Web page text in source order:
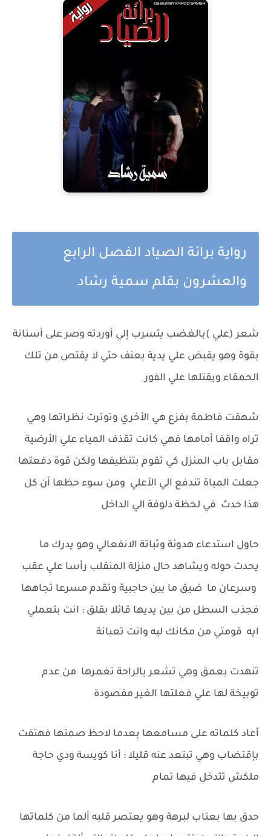
رواية برائة الصياد الفصل الرابع
والعشرون بقلم سمية رشاد
شعر (علي )بالغضب يتسرب إلي أوردته وصر على أسنانة
بقوة وهو يقبض علي يدية بعنف حتي لا يقتص من تلك
الحمقاء ويقتلها علي الفور
شهقت فاطمة بفزع هي الأخري وتوترت نظراتها وهي
تراه واقفا أمامها فهي كانت تقذف المياء علي الأرضية
مقابل باب المنزل كي تقوم بتنظيفها ولكن قوة دفعتها
جعلت المياة تندفع الي الأعلي ومن سوء حظها أن كل
هذا حدث في لحظة دلوفة الي الداخل
حاول استدعاء هدوئة وثباتة الانفعالي وهو يدرك ما
يحدث حوله ويشاهد حال منزلة المنقلب رأسا علي عقب
وسرعان ما ضيق ما بين حاجبية وتقدم مسرعا تجاهها
فجذب السطل من بين يديها قائلا بقلق : انت بتعملي
ايه قومتي من مكانك ليه وانت تعبانة
تنهدت بعمق وهي تشعر بالراحة تغمرها من عدم
توبيخة لها علي فعلتها الغير مقصودة
أعاد كلماته على مسامعها بعدما لاحظ صمتها فهتفت
بإقتضاب وهي تبتعد عنه قليلا : أنا كويسة ودي حاجة
ملكش تتدخل فيها تمام
حدق بها بعتاب لبرهة وهو يعتصر قلبه ألما من كلماتها